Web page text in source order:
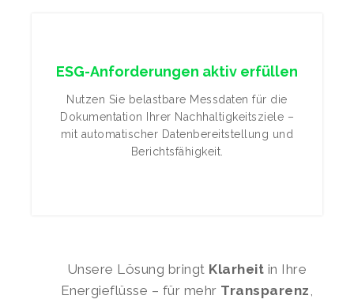
ESG-Anforderungen aktiv erfüllen
Nutzen Sie belastbare Messdaten für die
Dokumentation Ihrer Nachhaltigkeitsziele –
mit automatischer Datenbereitstellung und
Berichtsfähigkeit.
Unsere Lösung bringt Klarheit in Ihre
Energieflüsse – für mehr Transparenz,